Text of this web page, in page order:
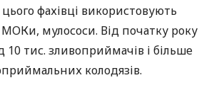
фахівці використовують
мулососи. Від початку року
тис. зливоприймачів і більше
колодязів.